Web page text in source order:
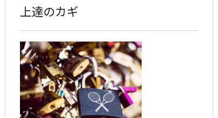
上達のカギ